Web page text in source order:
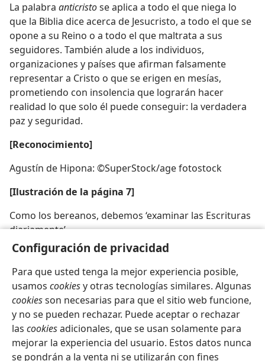
Configuración de privacidad
Para que usted tenga la mejor experiencia posible,
usamos cookiesy otras tecnologías similares. Algunas
cookiesson necesarias para que el sitio web funcione,
y no se pueden rechazar. Puede aceptar o rechazar
las cookiesadicionales, que se usan solamente para
mejorar la experiencia del usuario. Estos datos nunca
se pondrán a la venta ni se utilizarán con fines
La palabra anticristose aplica a todo el que niega lo
que la Biblia dice acerca de Jesucristo, a todo el que se
opone a su Reino o a todo el que maltrata a sus
seguidores. También alude a los individuos,
organizaciones y países que afirman falsamente
representar a Cristo o que se erigen en mesías,
prometiendo con insolencia que lograrán hacer
realidad lo que solo él puede conseguir: la verdadera
paz y seguridad.
[Reconocimiento]
Agustín de Hipona: ©SuperStock/age fotostock
[Ilustración de la página 7]
Como los bereanos, debemos ‘examinar las Escrituras
diariamente’
Español Compartir Configuración
Copyright© 2026 Watch Tower Bible and Tract Society of Pennsylvania
Condiciones de uso
Política de privacidad
Configuración de privacidad
JW.ORG Iniciar sesión